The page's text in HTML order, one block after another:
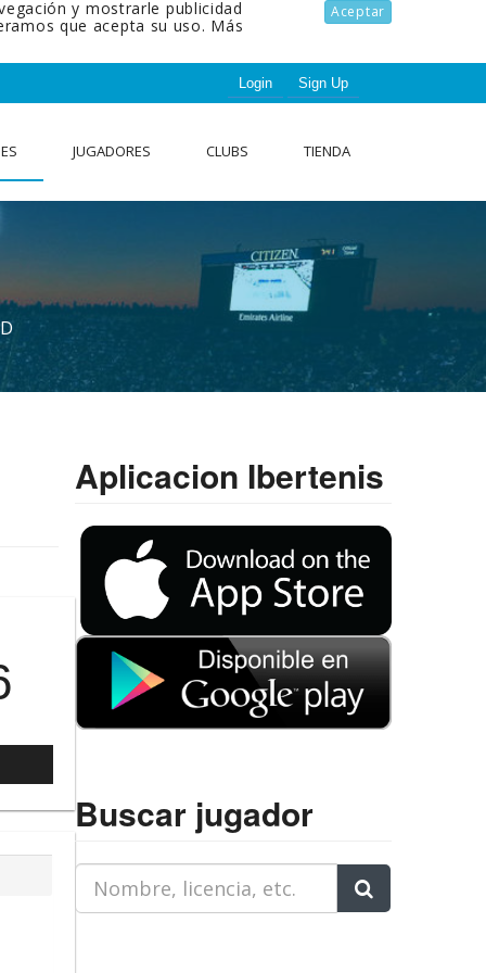
Aceptar
y mostrarle publicidad
que acepta su uso. Más
Login Sign Up
JUGADORES CLUBS TIENDA
Aplicacion Ibertenis
Buscar jugador